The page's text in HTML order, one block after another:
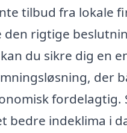
tilbud fra lokale
rigtige
du sikre dig en
der
fordelagtig.
bedre indeklima i